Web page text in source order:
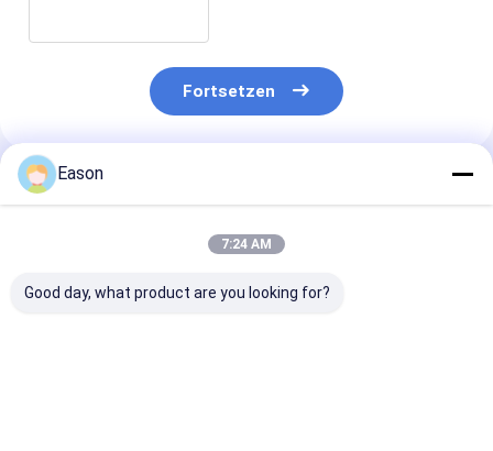
Fortsetzen
Empfohlene Produkte
Eason
7:24 AM
Good day, what product are you looking for?